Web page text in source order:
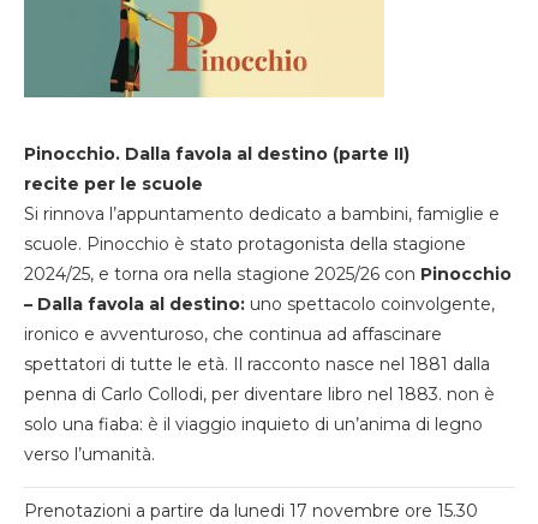
Pinocchio. Dalla favola al destino (parte II)
recite per le scuole
Si rinnova l’appuntamento dedicato a bambini, famiglie e
scuole. Pinocchio è stato protagonista della stagione
2024/25, e torna ora nella stagione 2025/26 con Pinocchio
– Dalla favola al destino: uno spettacolo coinvolgente,
ironico e avventuroso, che continua ad affascinare
spettatori di tutte le età. Il racconto nasce nel 1881 dalla
penna di Carlo Collodi, per diventare libro nel 1883. non è
solo una fiaba: è il viaggio inquieto di un’anima di legno
verso l’umanità.
Prenotazioni a partire da lunedi 17 novembre ore 15.30